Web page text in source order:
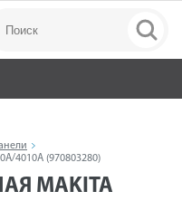
4010A (970803280)
MAKITA